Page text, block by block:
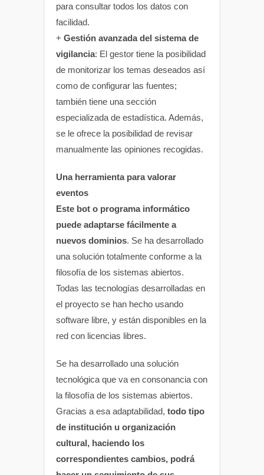
para consultar todos los datos con
facilidad.
+ Gestión avanzada del sistema de
vigilancia: El gestor tiene la posibilidad
de monitorizar los temas deseados así
como de configurar las fuentes;
también tiene una sección
especializada de estadística. Además,
se le ofrece la posibilidad de revisar
manualmente las opiniones recogidas.
Una herramienta para valorar
eventos
Este bot o programa informático
puede adaptarse fácilmente a
nuevos dominios. Se ha desarrollado
una solución totalmente conforme a la
filosofía de los sistemas abiertos.
Todas las tecnologías desarrolladas en
el proyecto se han hecho usando
software libre, y están disponibles en la
red con licencias libres.
Se ha desarrollado una solución
tecnológica que va en consonancia con
la filosofía de los sistemas abiertos.
Gracias a esa adaptabilidad, todo tipo
de institución u organización
cultural, haciendo los
correspondientes cambios, podrá